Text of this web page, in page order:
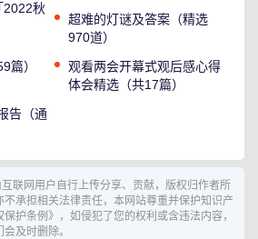
2022秋
超难的灯谜及答案（精选
970道）
篇）
观看两会开幕式观后感心得
体会精选（共17篇）
告（通
联网用户自行上传分享、贡献，版权归作者所
承担相关法律责任，本网站尊重并保护知识产
护条例》，如侵犯了您的权利或含违法内容，
会及时删除。